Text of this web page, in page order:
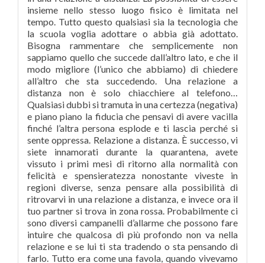
insieme nello stesso luogo fisico è limitata nel
tempo. Tutto questo qualsiasi sia la tecnologia che
la scuola voglia adottare o abbia già adottato.
Bisogna rammentare che semplicemente non
sappiamo quello che succede dall’altro lato, e che il
modo migliore (l’unico che abbiamo) di chiedere
all’altro che sta succedendo. Una relazione a
distanza non è solo chiacchiere al telefono…
Qualsiasi dubbi si tramuta in una certezza (negativa)
e piano piano la fiducia che pensavi di avere vacilla
finché l’altra persona esplode e ti lascia perché si
sente oppressa. Relazione a distanza. È successo, vi
siete innamorati durante la quarantena, avete
vissuto i primi mesi di ritorno alla normalità con
felicità e spensieratezza nonostante viveste in
regioni diverse, senza pensare alla possibilità di
ritrovarvi in una relazione a distanza, e invece ora il
tuo partner si trova in zona rossa. Probabilmente ci
sono diversi campanelli d’allarme che possono fare
intuire che qualcosa di più profondo non va nella
relazione e se lui ti sta tradendo o sta pensando di
farlo. Tutto era come una favola, quando vivevamo